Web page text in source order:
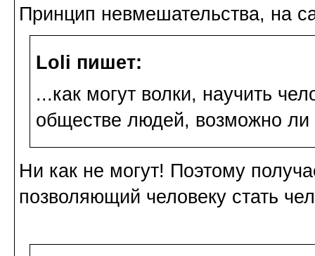
Принцип невмешательства, на
Loli пишет:
...как могут волки, научить
обществе людей, возможно ли
Ни как не могут! Поэтому
позволяющий человеку стать